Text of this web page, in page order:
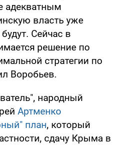
адекватным
власть уже
Сейчас в
решение по
стратегии по
Воробьев.
народный
Артменко
план, который
сдачу Крыма в